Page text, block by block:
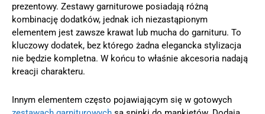
prezentowy. Zestawy garniturowe posiadają różną
kombinację dodatków, jednak ich niezastąpionym
elementem jest zawsze krawat lub mucha do garnituru. To
kluczowy dodatek, bez którego żadna elegancka stylizacja
nie będzie kompletna. W końcu to właśnie akcesoria nadają
kreacji charakteru.
Innym elementem często pojawiającym się w gotowych